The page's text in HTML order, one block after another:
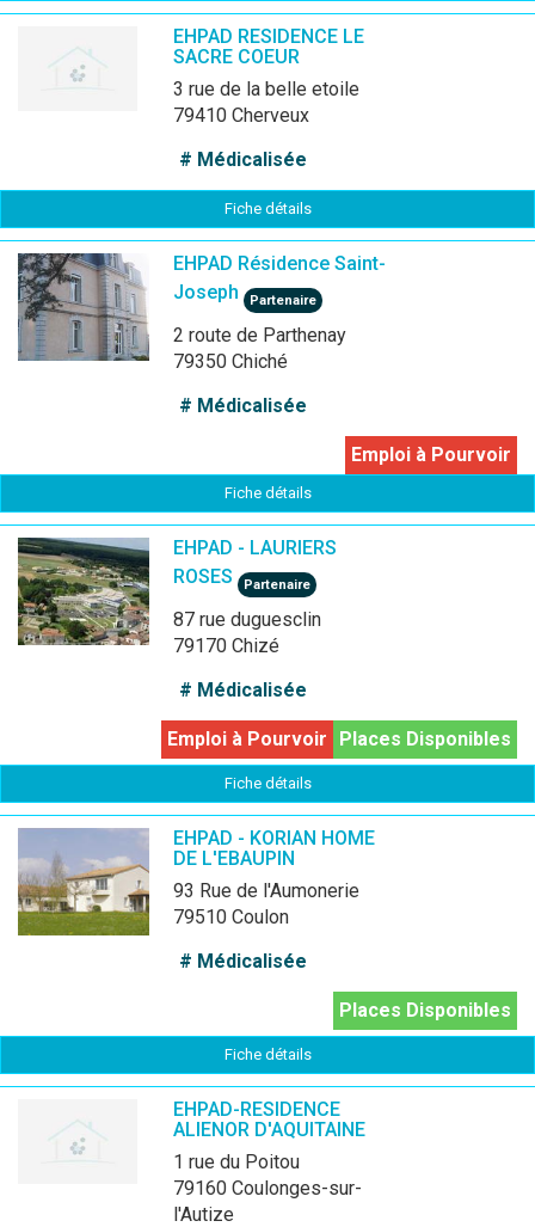
EHPAD RESIDENCE LE
SACRE COEUR
3 rue de la belle etoile
79410 Cherveux
# Médicalisée
Fiche détails
EHPAD Résidence Saint-
Joseph
Partenaire
2 route de Parthenay
79350 Chiché
# Médicalisée
Emploi à Pourvoir
Fiche détails
EHPAD - LAURIERS
ROSES
Partenaire
87 rue duguesclin
79170 Chizé
# Médicalisée
Places Disponibles
Emploi à Pourvoir
Fiche détails
EHPAD - KORIAN HOME
DE L'EBAUPIN
93 Rue de l'Aumonerie
79510 Coulon
# Médicalisée
Places Disponibles
Fiche détails
EHPAD-RESIDENCE
ALIENOR D'AQUITAINE
1 rue du Poitou
79160 Coulonges-sur-
l'Autize